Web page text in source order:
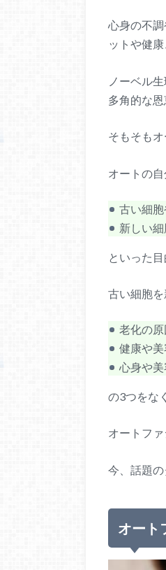
心身の不
ットや健
ノーベル
多角的な
そもそもオ
オートの
古い細
新しい
といった目
古い細胞
老化の
健康や
心身や
の3つをな
オートファ
今、話題の
オート